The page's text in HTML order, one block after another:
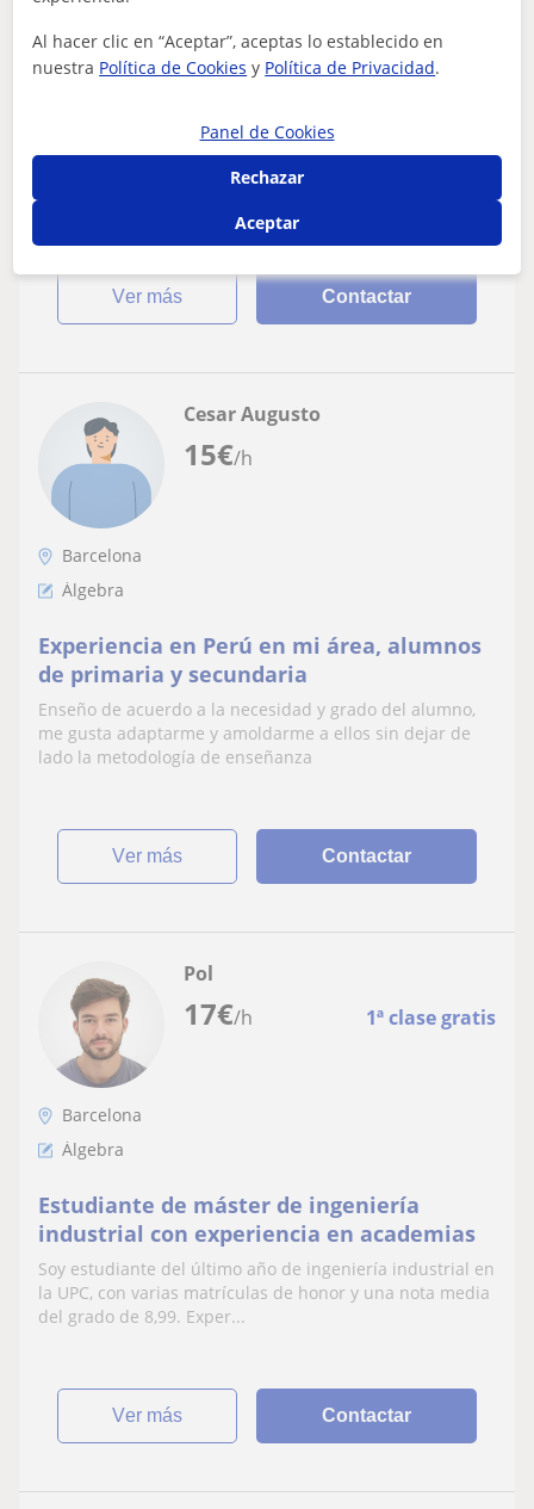
Álgebra
Estudiante de ingenieria aeroespacial a la
le apasionan las matemáticas, juntos podremos superar
ver más Contactar
15€/h
Cesar Augusto
Barcelona
Álgebra
Experiencia en Perú en mi área, alumnos
de primaria y secundaria
Enseño de acuerdo a la necesidad y grado del alumno,
me gusta adaptarme y amoldarme a ellos sin dejar de
lado la metodología de enseñanza
ver más Contactar
17€/h 1ª clase gratis
Pol
Barcelona
Álgebra
Estudiante de máster de ingeniería
industrial con experiencia en academias
Soy estudiante del último año de ingeniería industrial en
la UPC, con varias matrículas de honor y una nota media
del grado de 8,99. Exper...
ver más Contactar
Al hacer clic en “Aceptar”, aceptas lo establecido en
nuestra Política de Cookies y Política de Privacidad.
Panel de Cookies
Rechazar
Aceptar